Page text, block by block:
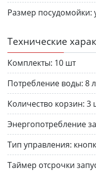
Размер посудомойки:
Технические
Комплекты: 10 шт
Потребление воды: 8
Количество корзин: 3
Энергопотребление
Тип управления:
Таймер отсрочки